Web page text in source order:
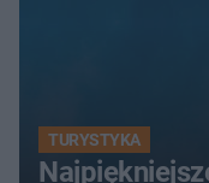
TURYSTYKA